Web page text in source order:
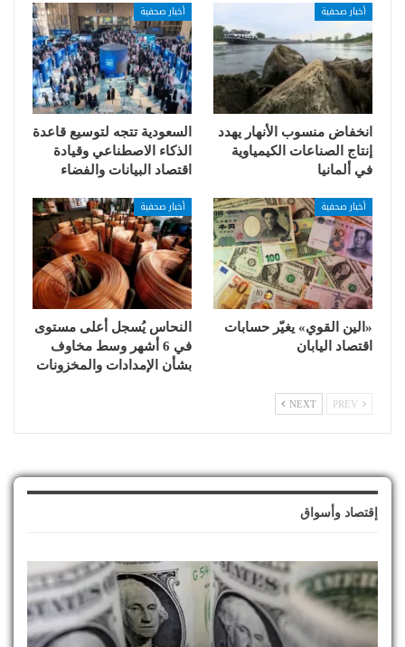
أخبار صحفية
انخفاض منسوب الأنهار يهدد
إنتاج الصناعات الكيمياوية
في ألمانيا
أخبار صحفية
السعودية تتجه لتوسيع قاعدة
الذكاء الاصطناعي وقيادة
اقتصاد البيانات والفضاء
أخبار صحفية
«الين القوي» يغيّر حسابات
اقتصاد اليابان
أخبار صحفية
النحاس يُسجل أعلى مستوى
في 6 أشهر وسط مخاوف
بشأن الإمدادات والمخزونات
NEXT
إقتصاد وأسواق